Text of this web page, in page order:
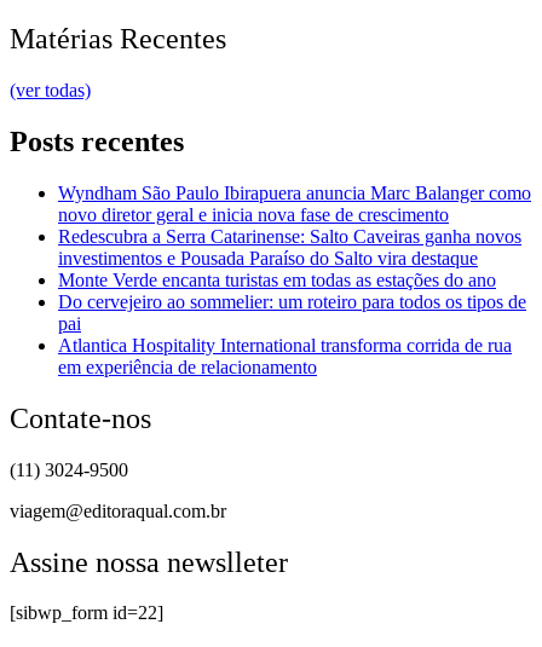
Matérias Recentes
(ver todas)
Posts recentes
Wyndham São Paulo Ibirapuera anuncia Marc Balanger como
novo diretor geral e inicia nova fase de crescimento
Redescubra a Serra Catarinense: Salto Caveiras ganha novos
investimentos e Pousada Paraíso do Salto vira destaque
Monte Verde encanta turistas em todas as estações do ano
Do cervejeiro ao sommelier: um roteiro para todos os tipos de
pai
Atlantica Hospitality International transforma corrida de rua
em experiência de relacionamento
Contate-nos
(11) 3024-9500
viagem@editoraqual.com.br
Assine nossa newslleter
[sibwp_form id=22]